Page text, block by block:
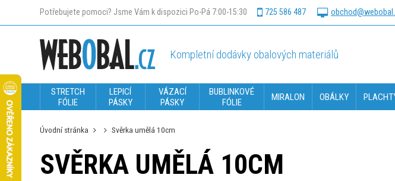
Potřebujete pomoci? Jsme Vám k dispozici Po-Pá 7:00-15:30 725 586 487
Kompletní dodávky obalových materiálů
STRETCH
FÓLIE
LEPICÍ
PÁSKY
VÁZACÍ
PÁSKY
BUBLINKOVÉ
FÓLIE
MIRALON OBÁLKY
Úvodní stránka Svěrka umělá 10cm
SVĚRKA UMĚLÁ 10CM